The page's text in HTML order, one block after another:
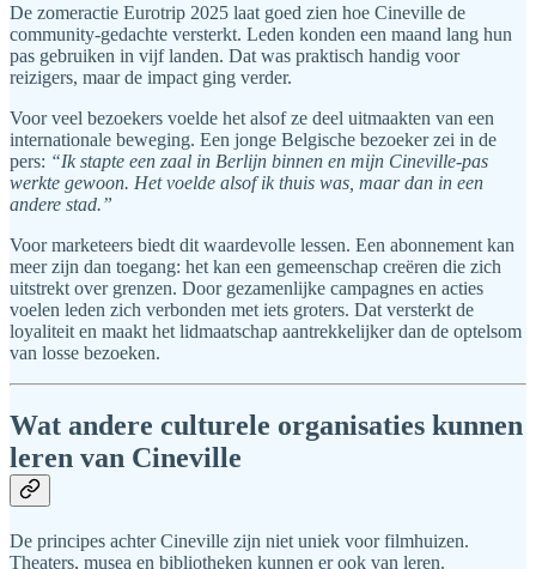
De zomeractie Eurotrip 2025 laat goed zien hoe Cineville de
community-gedachte versterkt. Leden konden een maand lang hun
pas gebruiken in vijf landen. Dat was praktisch handig voor
reizigers, maar de impact ging verder.
Voor veel bezoekers voelde het alsof ze deel uitmaakten van een
internationale beweging. Een jonge Belgische bezoeker zei in de
pers: “Ik stapte een zaal in Berlijn binnen en mijn Cineville-pas
werkte gewoon. Het voelde alsof ik thuis was, maar dan in een
andere stad.”
Voor marketeers biedt dit waardevolle lessen. Een abonnement kan
meer zijn dan toegang: het kan een gemeenschap creëren die zich
uitstrekt over grenzen. Door gezamenlijke campagnes en acties
voelen leden zich verbonden met iets groters. Dat versterkt de
loyaliteit en maakt het lidmaatschap aantrekkelijker dan de optelsom
van losse bezoeken.
Wat andere culturele organisaties kunnen
leren van Cineville
De principes achter Cineville zijn niet uniek voor filmhuizen.
Theaters, musea en bibliotheken kunnen er ook van leren.